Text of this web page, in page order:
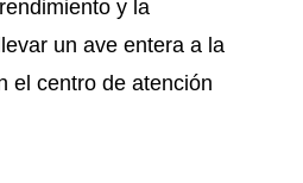
y la
un ave entera a la
el centro de atención